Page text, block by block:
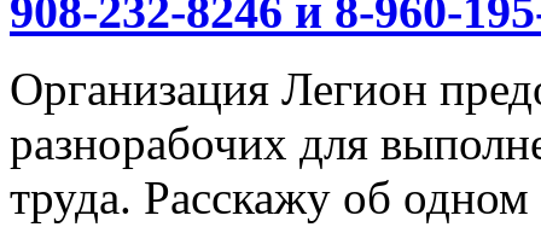
908-232-8246 и 8-960-
Организация Легион
разнорабочих для
труда. Расскажу об